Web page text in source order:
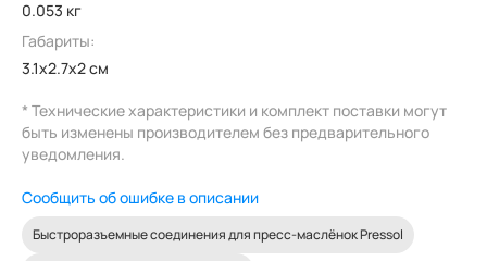
0.053 кг
Габариты:
3.1x2.7x2 см
* Технические характеристики и комплект поставки могут
быть изменены производителем без предварительного
уведомления.
Сообщить об ошибке в описании
Быстроразъемные соединения для пресс-маслёнок Pressol